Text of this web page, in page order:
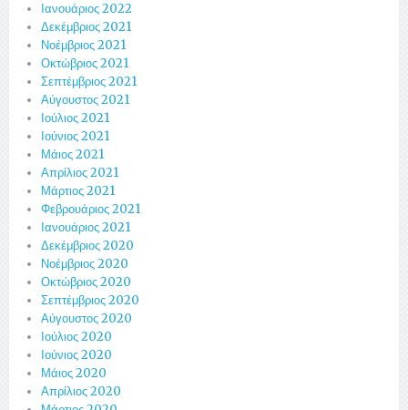
Ιανουάριος 2022
Δεκέμβριος 2021
Νοέμβριος 2021
Οκτώβριος 2021
Σεπτέμβριος 2021
Αύγουστος 2021
Ιούλιος 2021
Ιούνιος 2021
Μάιος 2021
Απρίλιος 2021
Μάρτιος 2021
Φεβρουάριος 2021
Ιανουάριος 2021
Δεκέμβριος 2020
Νοέμβριος 2020
Οκτώβριος 2020
Σεπτέμβριος 2020
Αύγουστος 2020
Ιούλιος 2020
Ιούνιος 2020
Μάιος 2020
Απρίλιος 2020